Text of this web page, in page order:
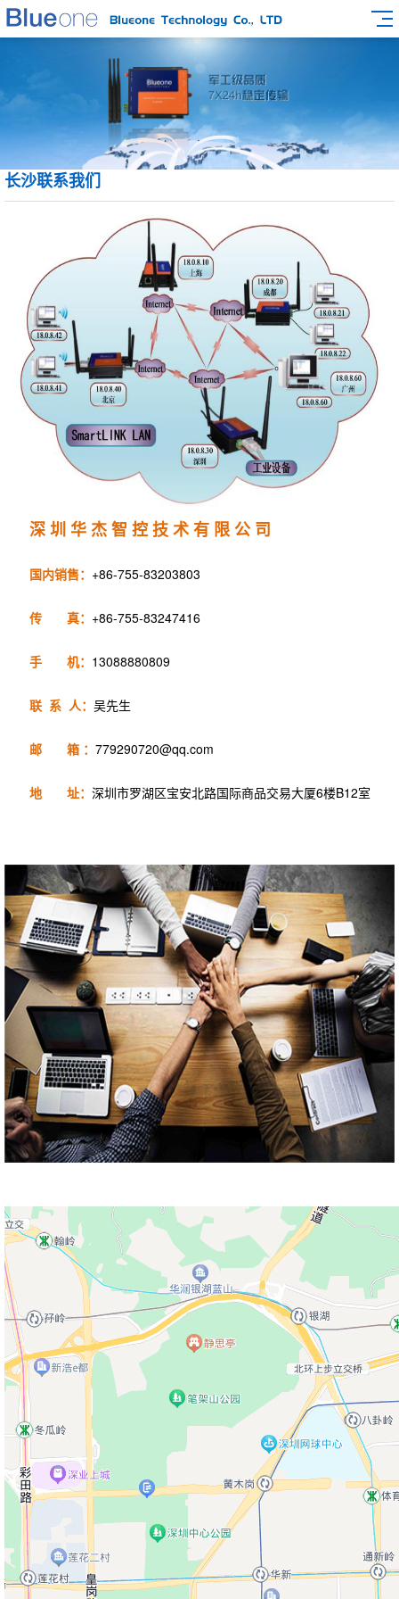
长沙联系我们
深 圳 华 杰 智 控 技 术 有 限 公 司
国内销售： +86-755-83203803
传 真： +86-755-83247416
手 机： 13088880809
联 系 人： 吴先生
邮 箱 ： 779290720@qq.com
地 址： 深圳市罗湖区宝安北路国际商品交易大厦6楼B12室